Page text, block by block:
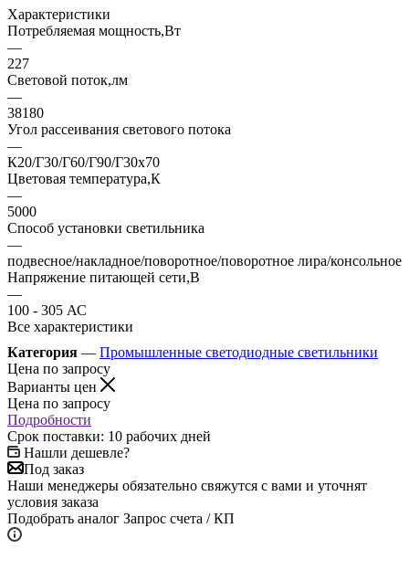
Характеристики
Потребляемая мощность,Вт
—
227
Световой поток,лм
—
38180
Угол рассеивания светового потока
—
К20/Г30/Г60/Г90/Г30х70
Цветовая температура,К
—
5000
Способ установки светильника
—
подвесное/накладное/поворотное/поворотное лира/консольное
Напряжение питающей сети,В
—
100 - 305 АС
Все характеристики
Категория — Промышленные светодиодные светильники
Цена по запросу
Варианты цен
Цена по запросу
Подробности
Срок поставки: 10 рабочих дней
Нашли дешевле?
Под заказ
Наши менеджеры обязательно свяжутся с вами и уточнят
условия заказа
Подобрать аналог Запрос счета / КП